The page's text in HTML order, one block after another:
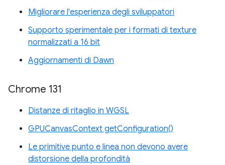
Migliorare l'esperienza degli sviluppatori
Supporto sperimentale per i formati di texture
normalizzati a 16 bit
Aggiornamenti di Dawn
Chrome 131
Distanze di ritaglio in WGSL
GPUCanvasContext getConfiguration()
Le primitive punto e linea non devono avere
distorsione della profondità